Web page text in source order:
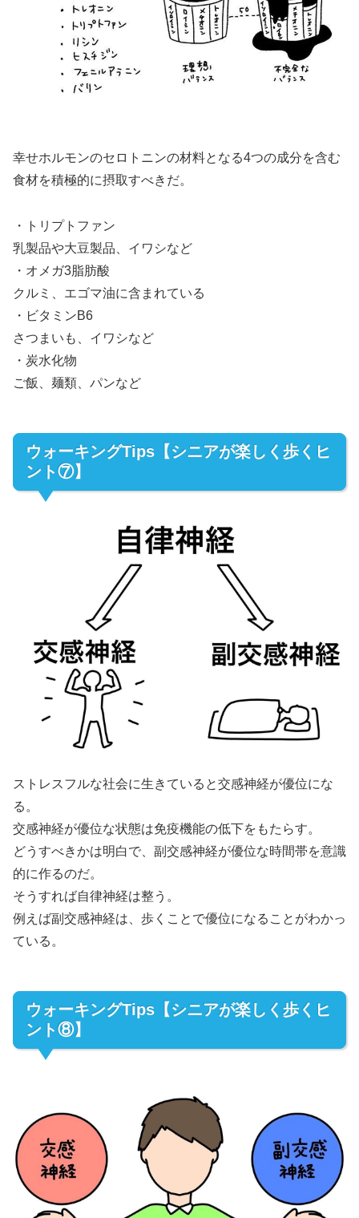
幸せホルモンのセロトニンの材料となる4つの成分を含む
食材を積極的に摂取すべきだ。
・トリプトファン
乳製品や大豆製品、イワシなど
・オメガ3脂肪酸
クルミ、エゴマ油に含まれている
・ビタミンB6
さつまいも、イワシなど
・炭水化物
ご飯、麺類、パンなど
ウォーキングTips【シニアが楽しく歩くヒ
ント⑦】
ストレスフルな社会に生きていると交感神経が優位にな
る。
交感神経が優位な状態は免疫機能の低下をもたらす。
どうすべきかは明白で、副交感神経が優位な時間帯を意識
的に作るのだ。
そうすれば自律神経は整う。
例えば副交感神経は、歩くことで優位になることがわかっ
ている。
ウォーキングTips【シニアが楽しく歩くヒ
ント⑧】